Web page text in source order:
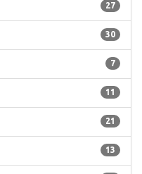
27
30
7
11
21
13